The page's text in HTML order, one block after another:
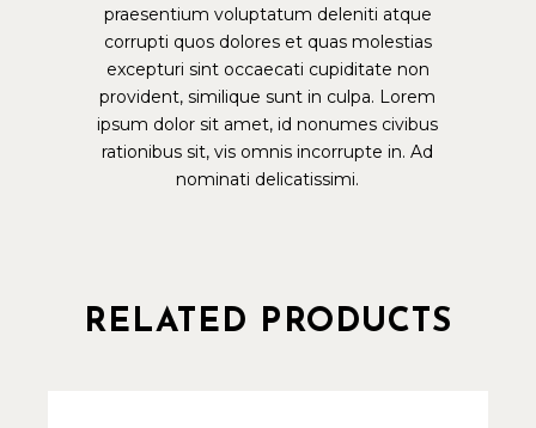
praesentium voluptatum deleniti atque
corrupti quos dolores et quas molestias
excepturi sint occaecati cupiditate non
provident, similique sunt in culpa. Lorem
ipsum dolor sit amet, id nonumes civibus
rationibus sit, vis omnis incorrupte in. Ad
nominati delicatissimi.
RELATED PRODUCTS